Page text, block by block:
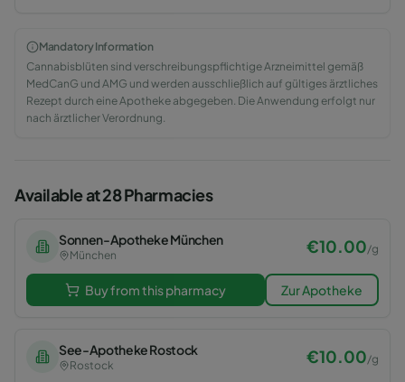
Mandatory Information
Cannabisblüten sind verschreibungspflichtige Arzneimittel gemäß
MedCanG und AMG und werden ausschließlich auf gültiges ärztliches
Rezept durch eine Apotheke abgegeben. Die Anwendung erfolgt nur
nach ärztlicher Verordnung.
Available at 28 Pharmacies
Sonnen-Apotheke München
München €10.00/g
Buy from this pharmacy Zur Apotheke
See-Apotheke Rostock
Rostock €10.00/g